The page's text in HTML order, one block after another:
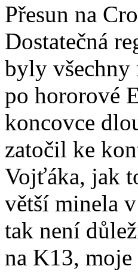
Přesun na
Dostatečná
byly všechny
po hororové
koncovce
zatočil ke
Vojťáka, jak
větší minela
tak není
na K13,